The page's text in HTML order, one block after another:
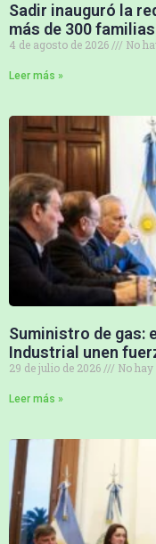
Sadir inauguró la
más de 300
4 de agosto de 2026 No
Leer más »
Suministro de gas:
Industrial unen
29 de julio de 2026 No
Leer más »